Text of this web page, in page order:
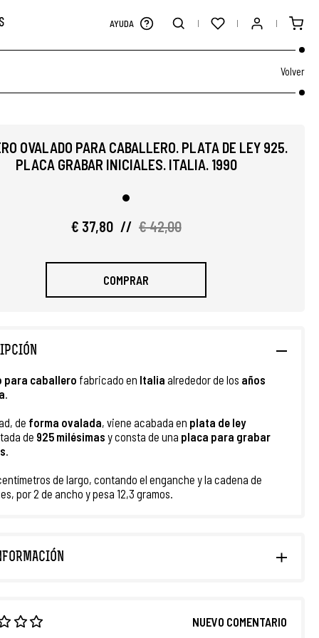
AYUDA
Volver
OVALADO PARA CABALLERO. PLATA DE LEY 925.
PLACA GRABAR INICIALES. ITALIA. 1990
€ 37,80 // € 42,00
COMPRAR
para caballero fabricado en Italia alrededor de los años
.
de forma ovalada, viene acabada en plata de ley
de 925 milésimas y consta de una placa para grabar
.
de largo, contando el enganche y la cadena de
por 2 de ancho y pesa 12,3 gramos.
NUEVO COMENTARIO